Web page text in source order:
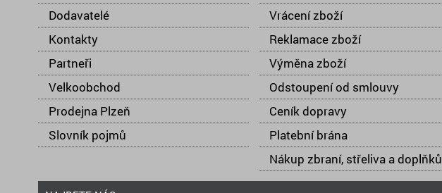
Dodavatelé
Kontakty
Partneři
Velkoobchod
Prodejna Plzeň
Slovník pojmů
Vrácení zboží
Reklamace zboží
Výměna zboží
Odstoupení od smlouvy
Ceník dopravy
Platební brána
Nákup zbraní, střeliva a doplňků